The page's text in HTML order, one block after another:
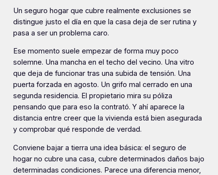
Un seguro hogar que cubre realmente exclusiones se
distingue justo el día en que la casa deja de ser rutina y
pasa a ser un problema caro.
Ese momento suele empezar de forma muy poco
solemne. Una mancha en el techo del vecino. Una vitro
que deja de funcionar tras una subida de tensión. Una
puerta forzada en agosto. Un grifo mal cerrado en una
segunda residencia. El propietario mira su póliza
pensando que para eso la contrató. Y ahí aparece la
distancia entre creer que la vivienda está bien asegurada
y comprobar qué responde de verdad.
Conviene bajar a tierra una idea básica: el seguro de
hogar no cubre una casa, cubre determinados daños bajo
determinadas condiciones. Parece una diferencia menor,